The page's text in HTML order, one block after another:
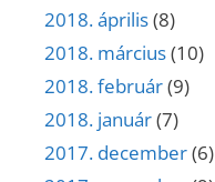
2018. április(8)
2018. március(10)
2018. február(9)
2018. január(7)
2017. december(6)